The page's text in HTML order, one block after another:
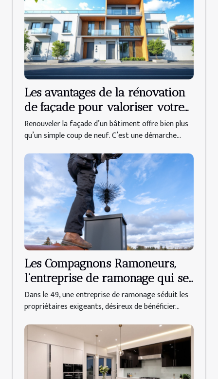
Les avantages de la rénovation
de façade pour valoriser votre
propriété
Renouveler la façade d’un bâtiment offre bien plus
qu’un simple coup de neuf. C’est une démarche...
Les Compagnons Ramoneurs,
l’entreprise de ramonage qui se
déplace dans tout le 49 !
Dans le 49, une entreprise de ramonage séduit les
propriétaires exigeants, désireux de bénéficier...